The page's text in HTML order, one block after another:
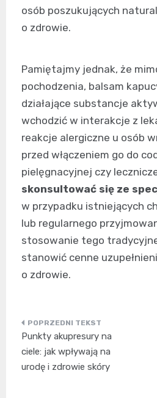
osób poszukujących
o zdrowie.
Pamiętajmy jednak, że
pochodzenia, balsam
działające substancje
wchodzić w interakcje z
reakcje alergiczne u osób
przed włączeniem go do
pielęgnacyjnej czy
skonsultować się ze
w przypadku istniejących
lub regularnego
stosowanie tego
stanowić cenne
o zdrowie.
Nawigacja
wpisu
Punkty akupresury na
ciele: jak wpływają na
urodę i zdrowie skóry